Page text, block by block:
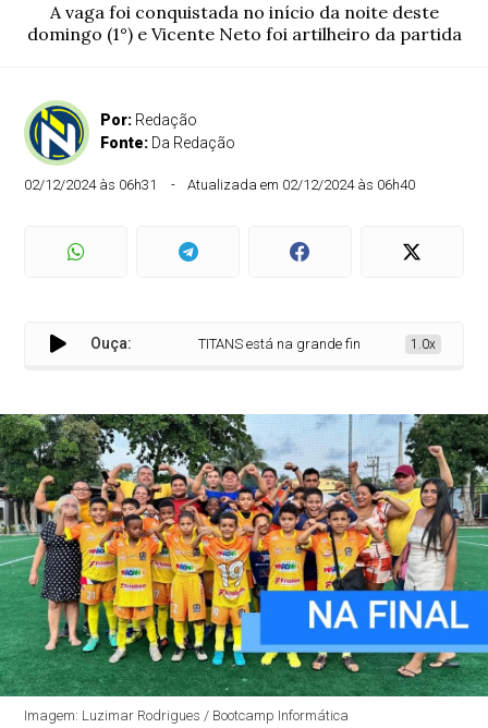
A vaga foi conquistada no início da noite deste
domingo (1°) e Vicente Neto foi artilheiro da partida
Por: Redação
Fonte: Da Redação
02/12/2024 às 06h31 Atualizada em 02/12/2024 às 06h40
Ouça: TITANS está na grande final da Copa WR Sports
1.0x
Imagem: Luzimar Rodrigues / Bootcamp Informática